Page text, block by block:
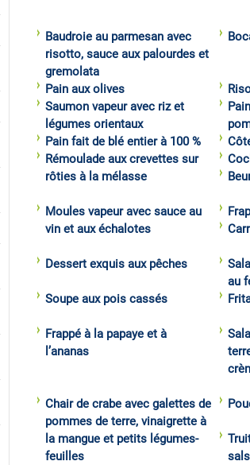
Baudroie au parmesan avec
risotto, sauce aux palourdes et
gremolata
Pain aux olives
Saumon vapeur avec riz et
légumes orientaux
Pain fait de blé entier à 100 %
Rémoulade aux crevettes sur
rôties à la mélasse
Moules vapeur avec sauce au
vin et aux échalotes
Dessert exquis aux pêches
au
Soupe aux pois cassés
Frappé à la papaye et à
l’ananas
Chair de crabe avec galettes de
pommes de terre, vinaigrette à
la mangue et petits légumes-
feuilles